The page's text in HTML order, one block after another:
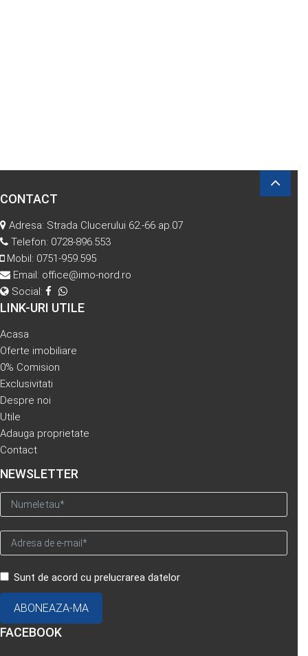
CONTACT
Adresa: Strada Clucerului 62.-66 ap.07
Telefon: 0728-896.553
Mobil: 0751-959.595
Email: office@imo-nord.ro
Social:
LINK-URI UTILE
Acasa
Oferte imobiliare
0% Comision
Exclusivitati
Despre noi
Utile
Adauga proprietate
Contact
NEWSLETTER
Sunt de acord cu prelucrarea datelor
FACEBOOK